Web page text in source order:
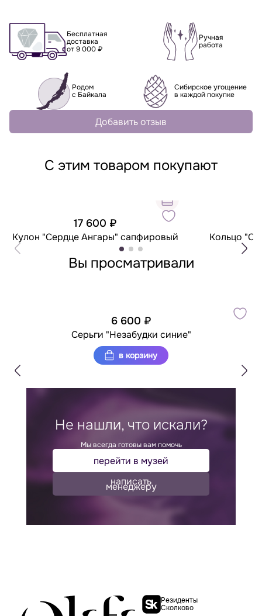
Бесплатная
доставка
от 9 000 ₽
Ручная
работа
Родом
с Байкала
Сибирское угощение
в каждой покупке
Добавить отзыв
С этим товаром покупают
17 600 ₽
Кулон "Сердце Ангары" сапфировый Кольцо
Вы просматривали
6 600 ₽
Серьги "Незабудки синие"
в корзину
Не нашли, что искали?
Мы всегда готовы вам помочь
перейти в музей
написать
менеджеру
Резиденты
Сколково